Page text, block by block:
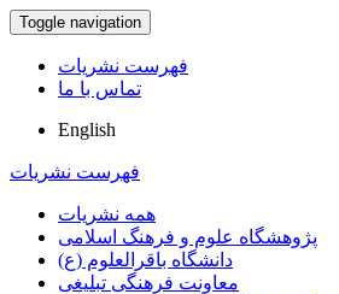
Toggle navigation
فهرست نشریات
تماس با ما
English
فهرست نشریات
همه نشریات
پژوهشگاه علوم و فرهنگ اسلامی
دانشگاه باقرالعلوم (ع)
معاونت فرهنگی تبلیغی